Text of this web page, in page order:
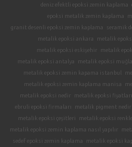
deniz efektli epoksi zemin kaplama
epoksi metalik zemin kaplama
granit desenli epoksi zemin kaplama
seramik
metalik epoksi ankara
metalik
metalik epoksi eskişehir
metalik
metalik epoksi antalya
metalik epoksi muğla
metalik epoksi zemin kapama istanbul
metalik epoksi zemin kaplama manisa
metalik epoksi nedir
metalik epoksi fiyatları
ebruli epoksi firmaları
metalik pigment nedir
metalik epoksi çeşitleri
metalik epoksi
metalik epoksi zemin kaplama nasıl yapılır
sedef epoksi zemin kaplama
metalik epoksi